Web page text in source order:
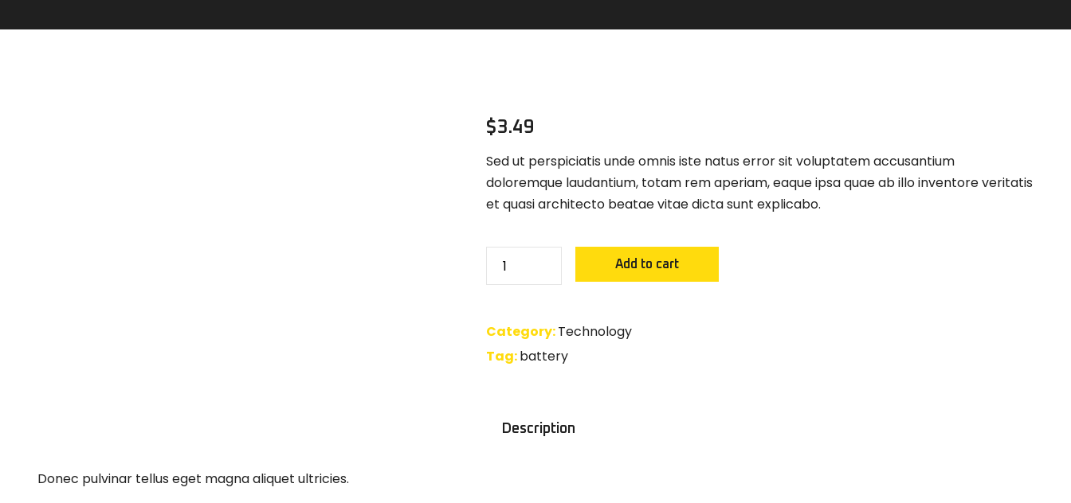
$3.49
Sed ut perspiciatis unde omnis iste natus error sit voluptatem accusantium
doloremque laudantium, totam rem aperiam, eaque ipsa quae ab illo inventore veritatis
et quasi architecto beatae vitae dicta sunt explicabo.
Power
Add to cart
Category:Technology
Tag:battery
Description
Donec pulvinar tellus eget magna aliquet ultricies.